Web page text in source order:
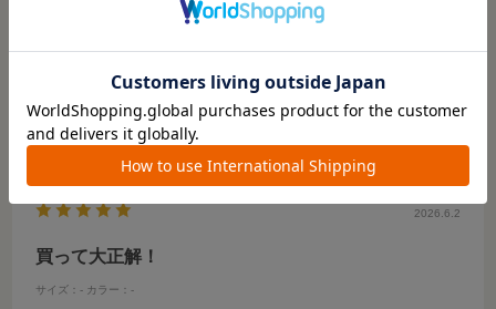
性別:女性
洗いやすくて薬液除菌もできるので衛生的に使えます
参考になった 0 Like! 1
2026.6.2
買って大正解！
サイズ：- カラー：-